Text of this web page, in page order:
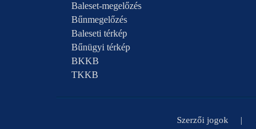
Baleset-megelőzés
Bűnmegelőzés
Baleseti térkép
Bűnügyi térkép
BKKB
TKKB
Szerzői jogok